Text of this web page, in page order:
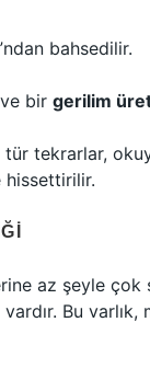
bahsedilir.
bir gerilim
tür tekrarlar,
hissettirilir.
az şeyle çok
Bu